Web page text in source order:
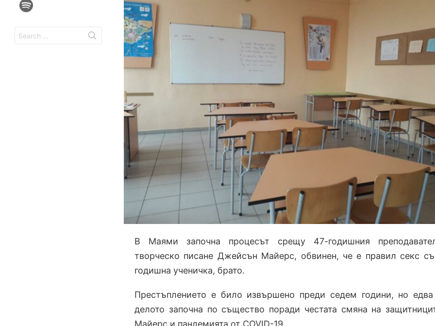
В Маями започна процесът срещу 47-годишния
творческо писане Джейсън Майерс, обвинен, че е правил секс
годишна ученичка, брато.
Престъплението е било извършено преди седем години, но едва
делото започна по същество поради честата смяна на
Майерс и пандемията от COVID-19.
for: